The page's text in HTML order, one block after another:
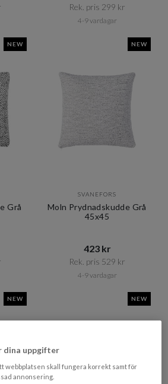
Rek. pris 299 kr​​
4-9 vardagar
NEW
Grå
NEW
SVANEFORS
Moln Prydnadskudde Grå
45x45
423 kr​​
Rek. pris 529 kr​​
4-9 vardagar
NEW NEW
dina uppgifter
webbplatsen skall fungera korrekt samt för
annonsering.